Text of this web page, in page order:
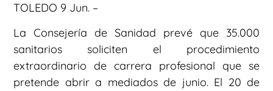
TOLEDO 9 Jun. –
La Consejería de Sanidad prevé que 35.000
sanitarios soliciten el procedimiento
extraordinario de carrera profesional que se
pretende abrir a mediados de junio. El 20 de